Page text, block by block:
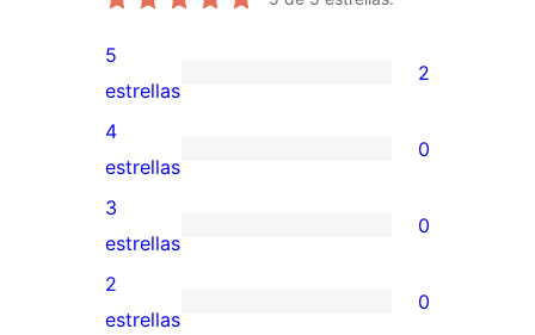
2
valoraciones
de
5
estrellas
5
estrellas
2
0
valoraciones
de
4
estrellas
4
estrellas
0
0
valoraciones
de
3
estrellas
0
0
2
estrellas
0